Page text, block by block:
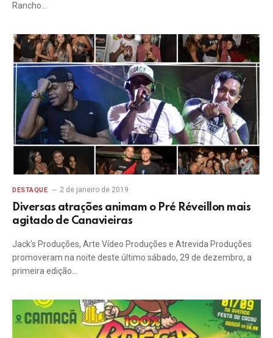
Rancho…
DESTAQUE 2 de janeiro de 2019
Diversas atrações animam o Pré Réveillon mais
agitado de Canavieiras
Jack’s Produções, Arte Vídeo Produções e Atrevida Produções
promoveram na noite deste último sábado, 29 de dezembro, a
primeira edição…